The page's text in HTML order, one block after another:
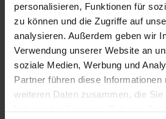
personalisieren, Funktionen für
zu können und die Zugriffe auf
analysieren. Außerdem geben wir
Verwendung unserer Website an
soziale Medien, Werbung und
Partner führen diese
weiteren Daten zusammen, die Sie
durch
Ein entscheidender Punkt ist die